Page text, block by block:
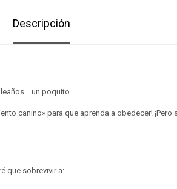
Descripción
un poquito.
canino» para que aprenda a obedecer! ¡Pero
que sobrevivir a: